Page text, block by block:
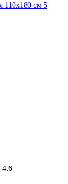
110х180 см 5
4.6